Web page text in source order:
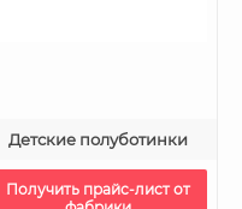
Детские полуботинки
Получить прайс-лист от